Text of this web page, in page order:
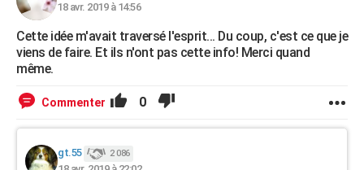
18 avr. 2019 à 14:56
Cette idée m'avait traversé l'esprit... Du coup, c'est ce que je
viens de faire. Et ils n'ont pas cette info! Merci quand
même.
Commenter 0
gt.55 2 086